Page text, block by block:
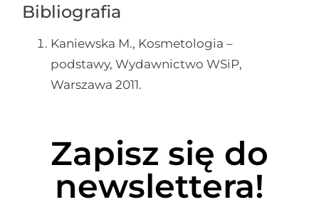
Bibliografia
Kaniewska M., Kosmetologia –
podstawy, Wydawnictwo WSiP,
Warszawa 2011.
Zapisz się do
newslettera!